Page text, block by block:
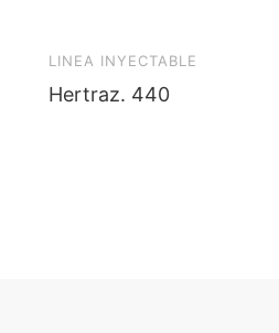
LINEA INYECTABLE
Hertraz. 440